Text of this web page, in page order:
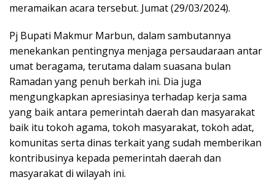
meramaikan acara tersebut. Jumat (29/03/2024).
Pj Bupati Makmur Marbun, dalam sambutannya
menekankan pentingnya menjaga persaudaraan antar
umat beragama, terutama dalam suasana bulan
Ramadan yang penuh berkah ini. Dia juga
mengungkapkan apresiasinya terhadap kerja sama
yang baik antara pemerintah daerah dan masyarakat
baik itu tokoh agama, tokoh masyarakat, tokoh adat,
komunitas serta dinas terkait yang sudah memberikan
kontribusinya kepada pemerintah daerah dan
masyarakat di wilayah ini.